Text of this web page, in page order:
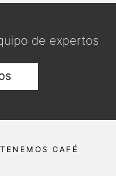
de expertos
TENEMOS CAFÉ